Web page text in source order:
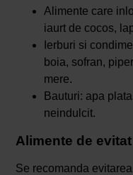
Alimente care
iaurt de cocos,
Ierburi si
boia, sofran,
mere.
Bauturi: apa
neindulcit.
Alimente de evitat
Se recomanda